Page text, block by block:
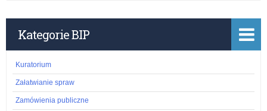
i
Kategorie BIP
Kuratorium
Załatwianie spraw
Zamówienia publiczne